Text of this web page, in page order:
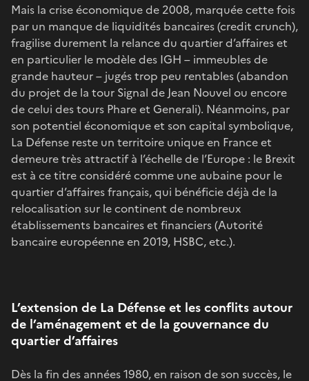
Mais la crise économique de 2008, marquée cette fois
par un manque de liquidités bancaires (credit crunch),
fragilise durement la relance du quartier d’affaires et
en particulier le modèle des IGH – immeubles de
grande hauteur – jugés trop peu rentables (abandon
du projet de la tour Signal de Jean Nouvel ou encore
de celui des tours Phare et Generali). Néanmoins, par
son potentiel économique et son capital symbolique,
La Défense reste un territoire unique en France et
demeure très attractif à l’échelle de l’Europe : le Brexit
est à ce titre considéré comme une aubaine pour le
quartier d’affaires français, qui bénéficie déjà de la
relocalisation sur le continent de nombreux
établissements bancaires et financiers (Autorité
bancaire européenne en 2019, HSBC, etc.).
L’extension de La Défense et les conflits autour
de l’aménagement et de la gouvernance du
quartier d’affaires
Dès la fin des années 1980, en raison de son succès, le